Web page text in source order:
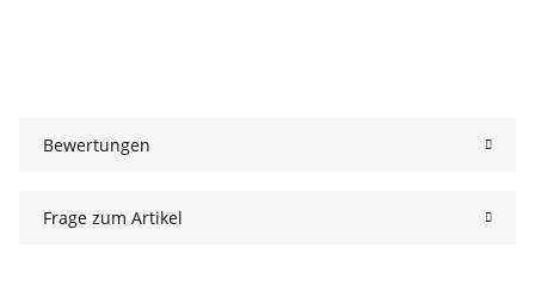
Bewertungen
Frage zum Artikel